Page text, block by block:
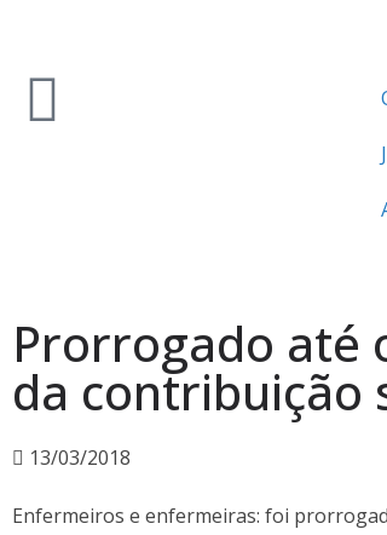
Prorrogado até
da contribuição
13/03/2018
Enfermeiros e enfermeiras: foi